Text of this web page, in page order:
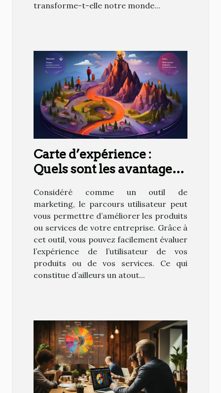
transforme-t-elle notre monde...
Carte d’expérience :
Quels sont les avantages
l’utilisateur ?
Considéré comme un outil de
marketing, le parcours utilisateur peut
vous permettre d’améliorer les produits
ou services de votre entreprise. Grâce à
cet outil, vous pouvez facilement évaluer
l’expérience de l’utilisateur de vos
produits ou de vos services. Ce qui
constitue d’ailleurs un atout...